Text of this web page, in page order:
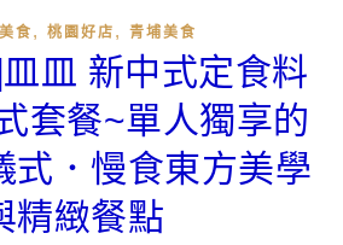
食 , 桃園好店 , 青埔美食
皿 新中式定食料
套餐~單人獨享的
式．慢食東方美學
精緻餐點